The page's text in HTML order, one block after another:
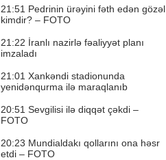
21:51 Pedrinin ürəyini fəth edən gözəl
kimdir? – FOTO
21:22 İranlı nazirlə fəaliyyət planı
imzaladı
21:01 Xankəndi stadionunda
yenidənqurma ilə maraqlanıb
20:51 Sevgilisi ilə diqqət çəkdi –
FOTO
20:23 Mundialdakı qollarını ona həsr
etdi – FOTO